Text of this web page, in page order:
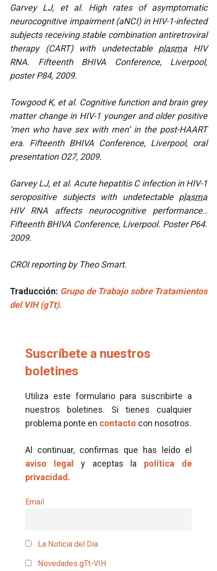
Garvey LJ, et al. High rates of asymptomatic
neurocognitive impairment (aNCI) in HIV-1-infected
subjects receiving stable combination antiretroviral
therapy (CART) with undetectable plasmaHIV
RNA. Fifteenth BHIVA Conference, Liverpool,
poster P84, 2009.
Towgood K, et al. Cognitive function and brain grey
matter change in HIV-1 younger and older positive
‘men who have sex with men’ in the post-HAART
era. Fifteenth BHIVA Conference, Liverpool, oral
presentation O27, 2009.
Garvey LJ, et al. Acute hepatitis C infection in HIV-1
seropositive subjects with undetectable plasma
HIV RNA affects neurocognitive performance..
Fifteenth BHIVA Conference, Liverpool. Poster P64.
2009.
CROI reporting by Theo Smart.
Traducción: Grupo de Trabajo sobre Tratamientos
del VIH (gTt).
Suscríbete a nuestros
boletines
Utiliza este formulario para suscribirte a
nuestros boletines. Si tienes cualquier
problema ponte en contacto con nosotros.
Al continuar, confirmas que has leído el
aviso legal
y aceptas la política de
privacidad.
Email
La Noticia del Día
Novedades gTt-VIH